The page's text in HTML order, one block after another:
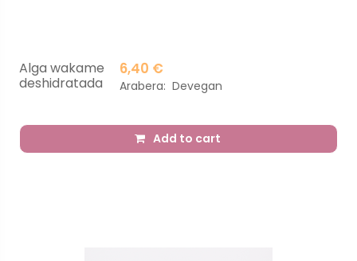
Alga wakame
deshidratada
6,40 €
Arabera: Devegan
Add to cart